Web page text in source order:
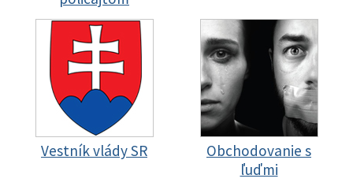
Vestník vlády SR
Obchodovanie s
ľuďmi